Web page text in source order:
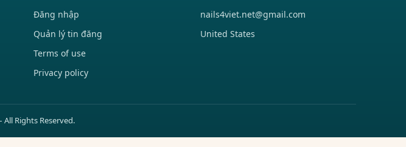
Đăng nhập
Quản lý tin đăng
Terms of use
Privacy policy
nails4viet.net@gmail.com
United States
Rights Reserved.